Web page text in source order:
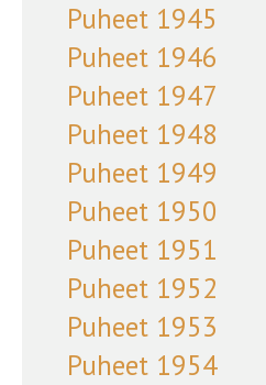
Puheet 1945
Puheet 1946
Puheet 1947
Puheet 1948
Puheet 1949
Puheet 1950
Puheet 1951
Puheet 1952
Puheet 1953
Puheet 1954